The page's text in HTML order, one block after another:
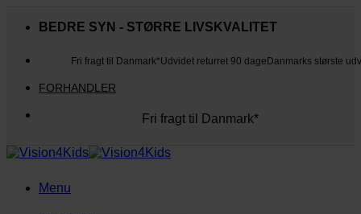
BEDRE SYN - STØRRE LIVSKVALITET
Fri fragt til Danmark*Udvidet returret 90 dage Danmarks største
FORHANDLER
Fri fragt til Danmark*
Menu